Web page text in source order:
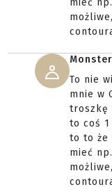
mieć
To nie
mnie w
troszkę
to coś 1
to to że
mieć